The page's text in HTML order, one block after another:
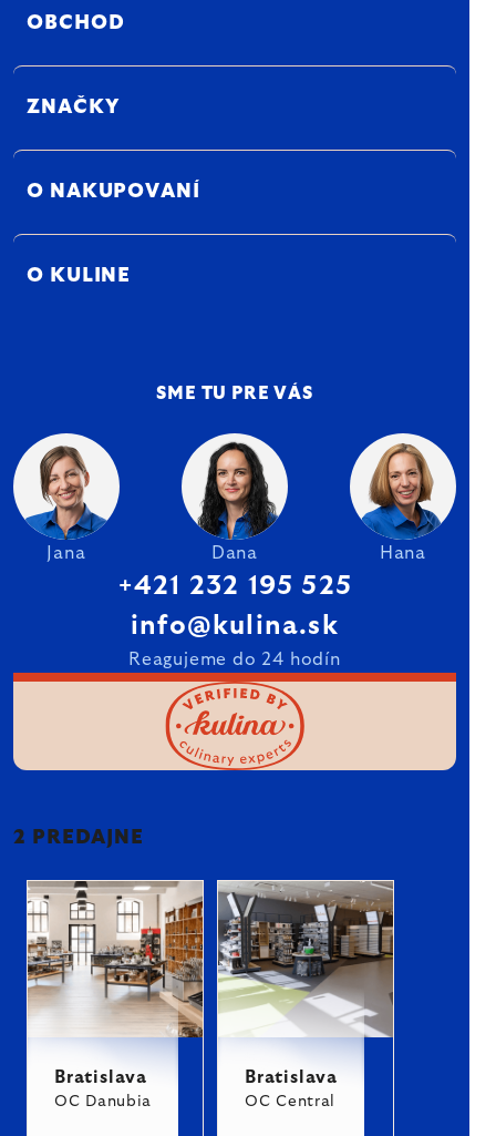
OBCHOD
ZNAČKY
O NAKUPOVANÍ
O KULINE
SME TU PRE VÁS
Jana Dana Hana
+421 232 195 525
info@kulina.sk
Reagujeme do 24 hodín
2 PREDAJNE
Bratislava
OC Danubia
Bratislava
OC Central